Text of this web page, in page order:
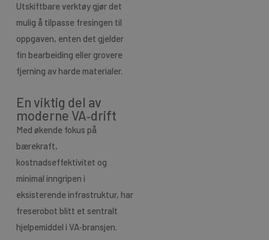
Utskiftbare verktøy gjør det
mulig å tilpasse fresingen til
oppgaven, enten det gjelder
fin bearbeiding eller grovere
fjerning av harde materialer.
En viktig del av
moderne VA‑drift
Med økende fokus på
bærekraft,
kostnadseffektivitet og
minimal inngripen i
eksisterende infrastruktur, har
freserobot blitt et sentralt
hjelpemiddel i VA‑bransjen.